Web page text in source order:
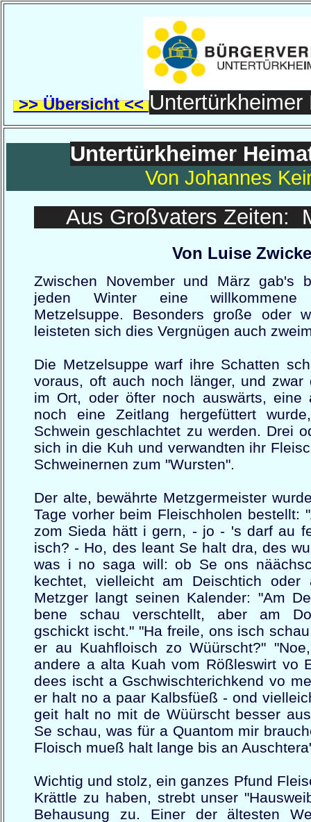
>> Übersicht <<Untertürkheimer
Untertürkheimer
Von Johannes
Aus Großvaters Zeiten:
Von Luise
Zwischen November und März gab's
jeden Winter eine willkommene
Metzelsuppe. Besonders große oder
leisteten sich dies Vergnügen auch
Die Metzelsuppe warf ihre Schatten
voraus, oft auch noch länger, und zwar
im Ort, oder öfter noch auswärts, eine
noch eine Zeitlang hergefüttert
Schwein geschlachtet zu werden. Drei
sich in die Kuh und verwandten ihr
Schweinernen zum "Wursten".
Der alte, bewährte Metzgermeister
Tage vorher beim Fleischholen bestellt:
zom Sieda hätt i gern, - jo - 's darf au
isch? - Ho, des leant Se halt dra, des
was i no saga will: ob Se ons
kechtet, vielleicht am Deischtich oder
Metzger langt seinen Kalender: "Am
bene schau verschtellt, aber am
gschickt ischt." "Ha freile, ons isch
er au Kuahfloisch zo Wüürscht?"
andere a alta Kuah vom Rößleswirt vo
dees ischt a Gschwischterichkend vo
er halt no a paar Kalbsfüeß - ond
geit halt no mit de Wüürscht besser
Se schau, was für a Quantom mir
Floisch mueß halt lange bis an
Wichtig und stolz, ein ganzes Pfund
Krättle zu haben, strebt unser
Behausung zu. Einer der ältesten